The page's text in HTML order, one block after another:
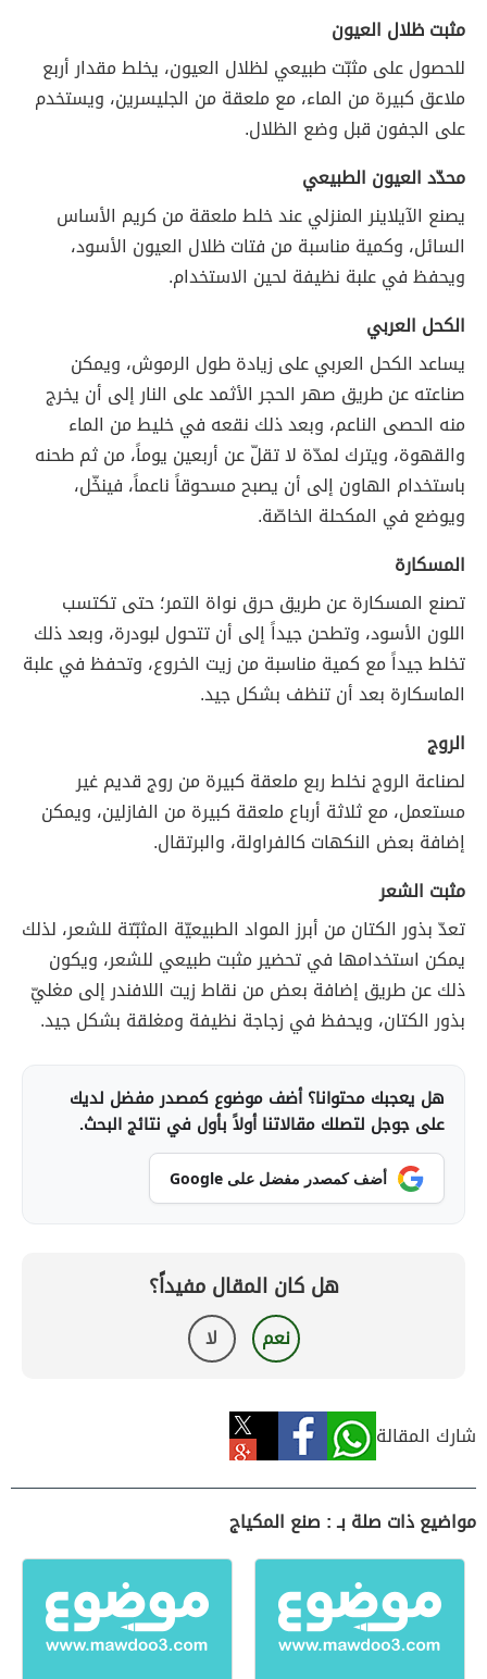
مثبت ظلال العيون
للحصول على مثبّت طبيعي لظلال العيون، يخلط مقدار أربع
ملاعق كبيرة من الماء، مع ملعقة من الجليسرين، ويستخدم
على الجفون قبل وضع الظلال.
محدّد العيون الطبيعي
يصنع الآيلاينر المنزلي عند خلط ملعقة من كريم الأساس
السائل، وكمية مناسبة من فتات ظلال العيون الأسود،
ويحفظ في علبة نظيفة لحين الاستخدام.
الكحل العربي
يساعد الكحل العربي على زيادة طول الرموش، ويمكن
صناعته عن طريق صهر الحجر الأثمد على النار إلى أن يخرج
منه الحصى الناعم، وبعد ذلك نقعه في خليط من الماء
والقهوة، ويترك لمدّة لا تقلّ عن أربعين يوماً، من ثم طحنه
باستخدام الهاون إلى أن يصبح مسحوقاً ناعماً، فينخّل،
ويوضع في المكحلة الخاصّة.
المسكارة
تصنع المسكارة عن طريق حرق نواة التمر؛ حتى تكتسب
اللون الأسود، وتطحن جيداً إلى أن تتحول لبودرة، وبعد ذلك
تخلط جيداً مع كمية مناسبة من زيت الخروع، وتحفظ في علبة
الماسكارة بعد أن تنظف بشكل جيد.
الروج
لصناعة الروج نخلط ربع ملعقة كبيرة من روج قديم غير
مستعمل، مع ثلاثة أرباع ملعقة كبيرة من الفازلين، ويمكن
إضافة بعض النكهات كالفراولة، والبرتقال.
مثبت الشعر
تعدّ بذور الكتان من أبرز المواد الطبيعيّة المثبّتة للشعر، لذلك
يمكن استخدامها في تحضير مثبت طبيعي للشعر، ويكون
ذلك عن طريق إضافة بعض من نقاط زيت اللافندر إلى مغليّ
بذور الكتان، ويحفظ في زجاجة نظيفة ومغلقة بشكل جيد.
هل يعجبك محتوانا؟ أضف موضوع كمصدر مفضل لديك
على جوجل لتصلك مقالاتنا أولاً بأول في نتائج البحث.
أضف كمصدر مفضل على Google
هل كان المقال مفيداً؟
نعم لا
شارك المقالة
مواضيع ذات صلة بـ : صنع المكياج